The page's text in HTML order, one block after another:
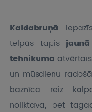
Kaldabruņā
telpās tapis
tehnikuma
un mūsdienu
baznīca reiz
noliktava, bet